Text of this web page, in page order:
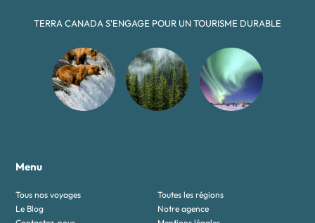
TERRA CANADA S'ENGAGE POUR UN TOURISME DURABLE
Menu
Tous nos voyages
Toutes les régions
Le Blog
Notre agence